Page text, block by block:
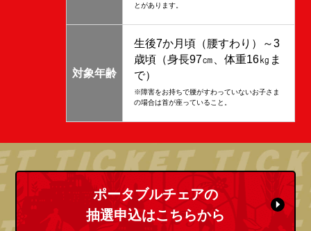
とがあります。
対象年齢
生後7か月頃（腰すわり）～3
歳頃（身長97㎝、体重16㎏ま
で）
※障害をお持ちで腰がすわっていないお子さま
の場合は首が座っていること。
ポータブルチェアの
抽選申込はこちらから